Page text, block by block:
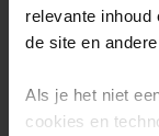
relevante inhoud
de site en
Als je het niet
cookies en
Groepsreizen
Single reizen
Gegarandeerde